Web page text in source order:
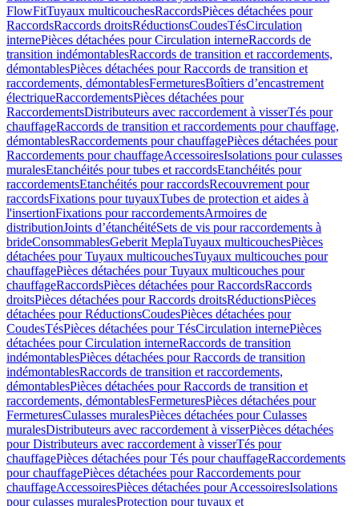
FlowFitTuyaux multicouchesRaccordsPièces détachées pour
RaccordsRaccords droitsRéductionsCoudesTésCirculation
internePièces détachées pour Circulation interneRaccords de
transition indémontablesRaccords de transition et raccordements,
démontablesPièces détachées pour Raccords de transition et
raccordements, démontablesFermeturesBoîtiers d’encastrement
électriqueRaccordementsPièces détachées pour
RaccordementsDistributeurs avec raccordement à visserTés pour
chauffageRaccords de transition et raccordements pour chauffage,
démontablesRaccordements pour chauffagePièces détachées pour
Raccordements pour chauffageAccessoiresIsolations pour culasses
muralesEtanchéités pour tubes et raccordsEtanchéités pour
raccordementsEtanchéités pour raccordsRecouvrement pour
raccordsFixations pour tuyauxTubes de protection et aides à
l'insertionFixations pour raccordementsArmoires de
distributionJoints d’étanchéitéSets de vis pour raccordements à
brideConsommablesGeberit MeplaTuyaux multicouchesPièces
détachées pour Tuyaux multicouchesTuyaux multicouches pour
chauffagePièces détachées pour Tuyaux multicouches pour
chauffageRaccordsPièces détachées pour RaccordsRaccords
droitsPièces détachées pour Raccords droitsRéductionsPièces
détachées pour RéductionsCoudesPièces détachées pour
CoudesTésPièces détachées pour TésCirculation internePièces
détachées pour Circulation interneRaccords de transition
indémontablesPièces détachées pour Raccords de transition
indémontablesRaccords de transition et raccordements,
démontablesPièces détachées pour Raccords de transition et
raccordements, démontablesFermeturesPièces détachées pour
FermeturesCulasses muralesPièces détachées pour Culasses
muralesDistributeurs avec raccordement à visserPièces détachées
pour Distributeurs avec raccordement à visserTés pour
chauffagePièces détachées pour Tés pour chauffageRaccordements
pour chauffagePièces détachées pour Raccordements pour
chauffageAccessoiresPièces détachées pour AccessoiresIsolations
pour culasses muralesProtection pour tuyaux et